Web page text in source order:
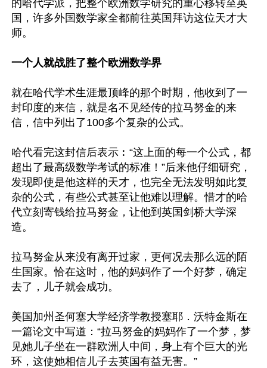
的哈代学派，把整个欧洲数学研究的重心移转至英
国，许多外国数学家全都前往英国拜访这位天才大
师。
一个人就战胜了整个欧洲数学界
就在哈代学术生涯最顶峰的那个时期，他收到了一
封印度的来信，就是名不见经传的拉马努金的来
信，信中列出了100多个复杂的公式。
哈代看完这封信后表示︰“这上面的每一个公式，都
超出了最高级数学考试的标准！”后来他仔细研究，
发现即使是他这样的天才，也完全无法发明如此复
杂的公式，有些公式甚至让他难以理解。惜才的哈
代立刻寄钱给拉马努金，让他到英国剑桥大学深
造。
拉马努金从来没有离开过家，更何况去那么远的陌
生国家。恰在这时，他的妈妈作了一个好梦，确定
去了，儿子就会成功。
美国加州圣何塞大学经济学教授塞耶．沃特金斯在
一篇论文中写道：“拉马努金的妈妈作了一个梦，梦
见她儿子坐在一群欧洲人中间，身上有个巨大的光
环，这使她相信儿子去英国有益无害。”